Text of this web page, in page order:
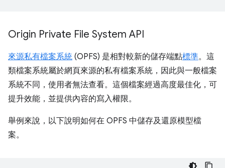
Origin Private File System API
來源私有檔案系統 (OPFS) 是相對較新的儲存端點標準。這
類檔案系統屬於網頁來源的私有檔案系統，因此與一般檔案
系統不同，使用者無法查看。這個檔案經過高度最佳化，可
提升效能，並提供內容的寫入權限。
舉例來說，以下說明如何在 OPFS 中儲存及還原模型檔
案。